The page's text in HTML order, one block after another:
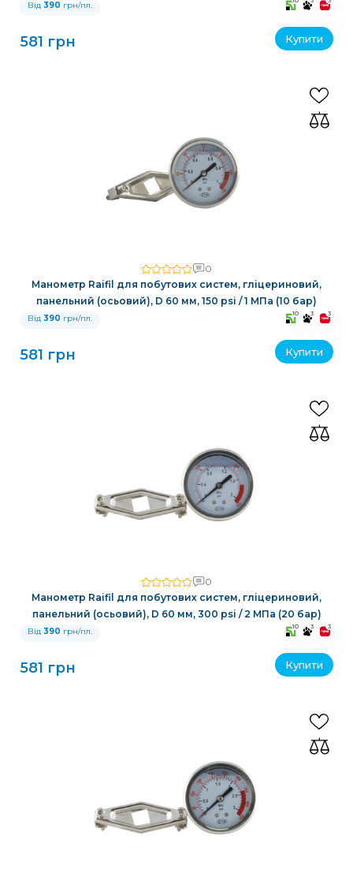
Від 390 грн/пл.
581 грн Купити
0
Манометр Raifil для побутових систем, гліцериновий,
панельний (осьовий), D 60 мм, 150 psi / 1 МПа (10 бар)
Від 390 грн/пл. 10 3 3
581 грн Купити
0
Манометр Raifil для побутових систем, гліцериновий,
панельний (осьовий), D 60 мм, 300 psi / 2 МПа (20 бар)
Від 390 грн/пл. 10 3 3
581 грн Купити